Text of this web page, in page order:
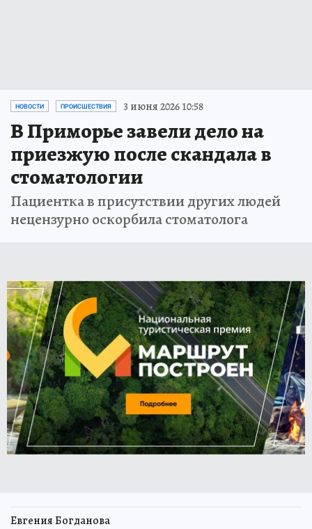
НОВОСТИ ПРОИСШЕСТВИЯ 3 июня 2026 10:58
В Приморье завели дело на
приезжую после скандала в
стоматологии
Пациентка в присутствии других людей
нецензурно оскорбила стоматолога
Евгения Богданова